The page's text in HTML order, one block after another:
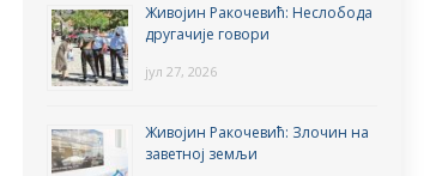
Живојин Ракочевић: Неслобода
другачије говори
јул 27, 2026
Живојин Ракочевић: Злочин на
заветној земљи